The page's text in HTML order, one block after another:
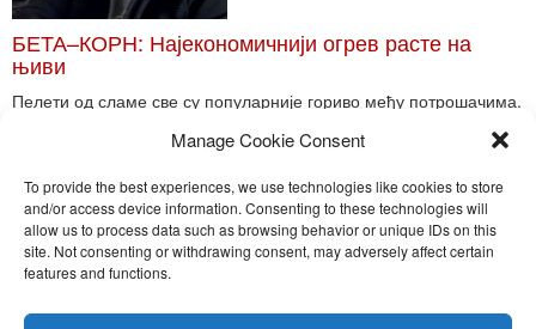
Manage Cookie Consent
To provide the best experiences, we use technologies like cookies to store
and/or access device information. Consenting to these technologies will
allow us to process data such as browsing behavior or unique IDs on this
site. Not consenting or withdrawing consent, may adversely affect certain
features and functions.
БЕТА–КОРН: Најекономичнији огрев расте на
њиви
Пелети од сламе све су популарније гориво међу потрошачима.
Toggle
Nira Press d.o.o.